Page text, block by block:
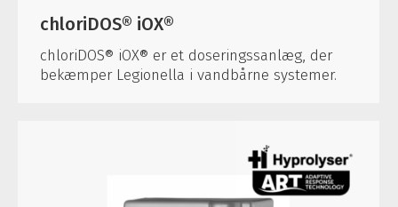
chloriDOS® iOX®
chloriDOS® iOX® er et doseringssanlæg, der
bekæmper Legionella i vandbårne systemer.